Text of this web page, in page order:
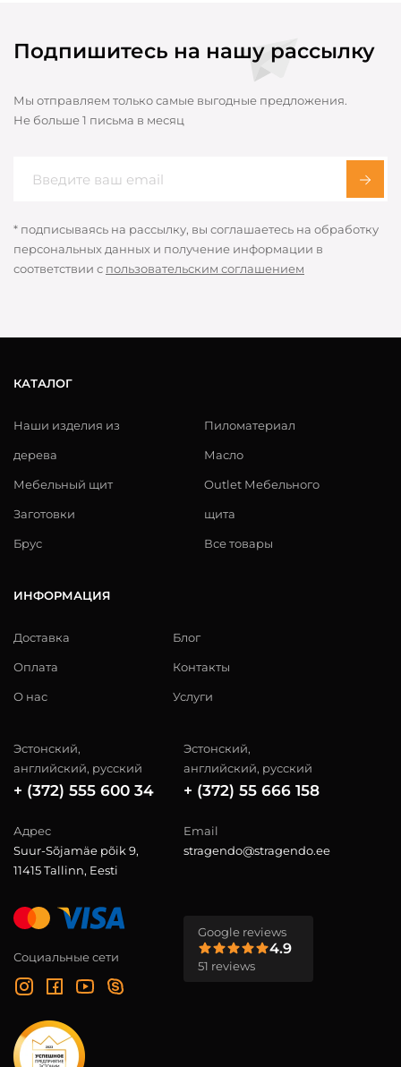
Подпишитесь на нашу рассылку
Мы отправляем только самые выгодные предложения.
Не больше 1 письма в месяц
* подписываясь на рассылку, вы соглашаетесь на обработку
персональных данных и получение информации в
соответствии с пользовательским соглашением
КАТАЛОГ
Наши изделия из
дерева
Мебельный щит
Заготовки
Брус
Пиломатериал
Масло
Outlet Мебельного
щита
Все товары
ИНФОРМАЦИЯ
Доставка
Оплата
О нас
Блог
Контакты
Услуги
Эстонский,
английский, русский
+ (372) 555 600 34
Эстонский,
английский, русский
+ (372) 55 666 158
Адрес
Suur-Sõjamäe põik 9,
11415 Tallinn, Eesti
Email
stragendo@stragendo.ee
Социальные сети
Google reviews
4.9
51 reviews